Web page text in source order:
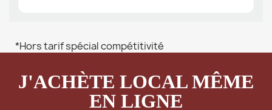
*Hors tarif spécial compétitivité
J'ACHÈTE LOCAL MÊME
EN LIGNE